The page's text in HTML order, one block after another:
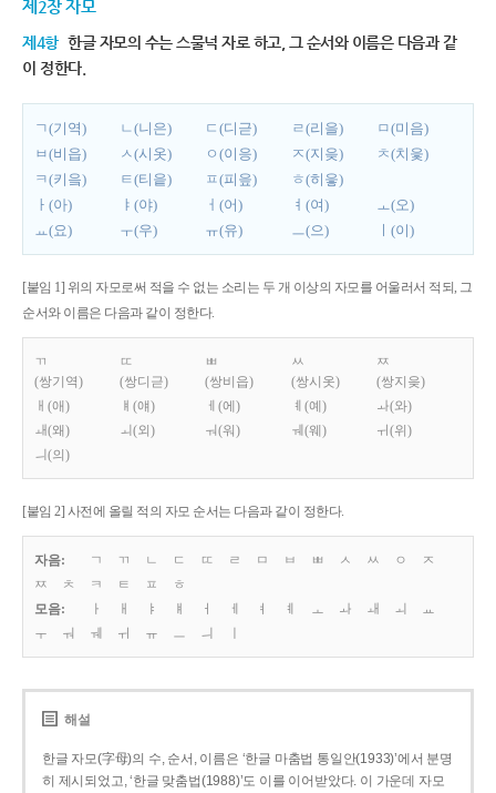
제2장 자모
제4항 한글 자모의 수는 스물넉 자로 하고, 그 순서와 이름은 다음과 같
이 정한다.
ㄱ(기역) ㄴ(니은) ㄷ(디귿) ㄹ(리을)
ㅁ(미음)
ㅂ(비읍)
ㅅ(시옷) ㅇ(이응) ㅈ(지읒)
ㅊ(치읓)
ㅋ(키읔)
ㅌ(티읕) ㅍ(피읖)
ㅎ(히읗)
ㅏ(아)
ㅑ(야) ㅓ(어) ㅕ(여)
ㅗ(오)
ㅛ(요)
ㅜ(우) ㅠ(유) ㅡ(으) ㅣ(이)
[붙임 1] 위의 자모로써 적을 수 없는 소리는 두 개 이상의 자모를 어울러서 적되, 그
순서와 이름은 다음과 같이 정한다.
ㄲ
(쌍기역)
ㄸ
(쌍디귿)
ㅃ
(쌍비읍)
ㅆ
(쌍시옷)
ㅉ
(쌍지읒)
ㅐ(애)
ㅒ(얘) ㅔ(에) ㅖ(예)
ㅘ(와)
ㅙ(왜)
ㅚ(외) ㅝ(워) ㅞ(웨)
ㅟ(위)
ㅢ(의)
[붙임 2] 사전에 올릴 적의 자모 순서는 다음과 같이 정한다.
자음: ㄱ ㄲ ㄴ ㄷ ㄸ ㄹ ㅁ ㅂ ㅃ ㅅ ㅆ ㅇ
ㅈ
ㅉ
ㅊ ㅋ ㅌ ㅍ
ㅎ
모음:
ㅏ ㅐ ㅑ ㅒ ㅓ ㅔ ㅕ ㅖ ㅗ ㅘ ㅙ ㅚ
ㅛ
ㅜ
ㅝ ㅞ ㅟ ㅠ ㅡ ㅢ
해설
한글 자모(字母)의 수, 순서, 이름은 ‘한글 마춤법 통일안(1933)’에서 분명
히 제시되었고, ‘한글 맞춤법(1988)’도 이를 이어받았다. 이 가운데 자모